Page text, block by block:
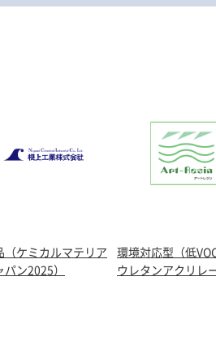
（ケミカルマテリア
ン2025）
環境対応型（低
ウレタンアクリレ